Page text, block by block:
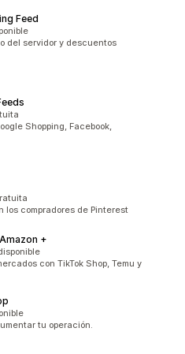
Feed
del servidor y descuentos
Shopping, Facebook,
los compradores de Pinterest
+
con TikTok Shop, Temu y
tu operación.